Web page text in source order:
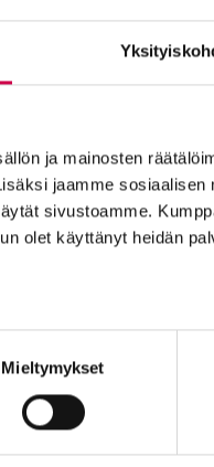
ja mainosten
jaamme
sivustoamme.
olet käyttänyt heidän
Mieltymykset